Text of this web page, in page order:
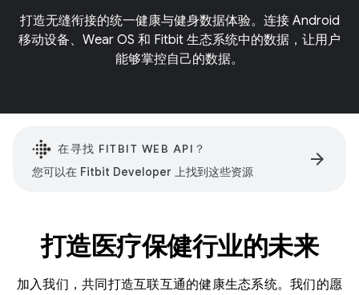
打造无缝衔接的统一健康与健身数据体验。连接 Android
移动设备、Wear OS 和 Fitbit 生态系统中的数据，让用户
能够掌控自己的数据。
在寻找 FITBIT WEB API？
您可以在 Fitbit Developer 上找到这些资源
arrow_forward
打造医疗保健行业的未来
加入我们，共同打造互联互通的健康生态系统。我们的愿